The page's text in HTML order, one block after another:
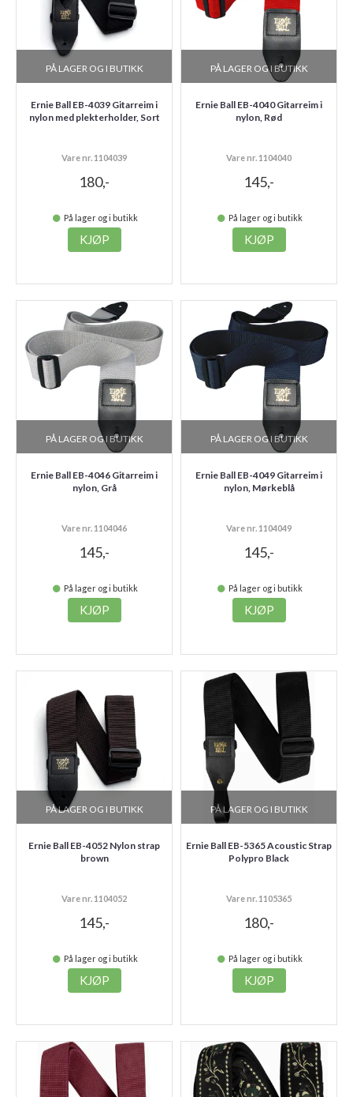
PÅ LAGER OG I BUTIKK
Ernie Ball EB-4039 Gitarreim i
nylon med plekterholder, Sort
Vare nr. 1104039
180,-
På lager og i butikk
KJØP
PÅ LAGER OG I BUTIKK
Ernie Ball EB-4040 Gitarreim i
nylon, Rød
Vare nr. 1104040
145,-
På lager og i butikk
KJØP
PÅ LAGER OG I BUTIKK
Ernie Ball EB-4046 Gitarreim i
nylon, Grå
Vare nr. 1104046
145,-
På lager og i butikk
KJØP
PÅ LAGER OG I BUTIKK
Ernie Ball EB-4049 Gitarreim i
nylon, Mørkeblå
Vare nr. 1104049
145,-
På lager og i butikk
KJØP
PÅ LAGER OG I BUTIKK
Ernie Ball EB-4052 Nylon strap
brown
Vare nr. 1104052
145,-
På lager og i butikk
KJØP
PÅ LAGER OG I BUTIKK
Ernie Ball EB-5365 Acoustic Strap
Polypro Black
Vare nr. 1105365
180,-
På lager og i butikk
KJØP